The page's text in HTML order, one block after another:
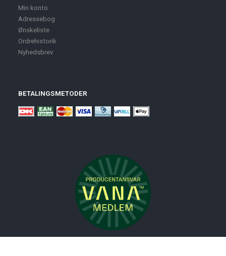
Min konto
Adressebog
Ønskeliste
Ordrehistorik
Nyhedsbrev
BETALINGSMETODER